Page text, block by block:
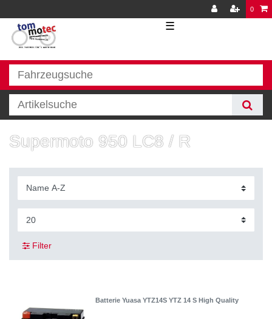
0
☰
Supermoto 950 LC8 / R
Filter
Batterie Yuasa YTZ14S YTZ 14 S High Quality